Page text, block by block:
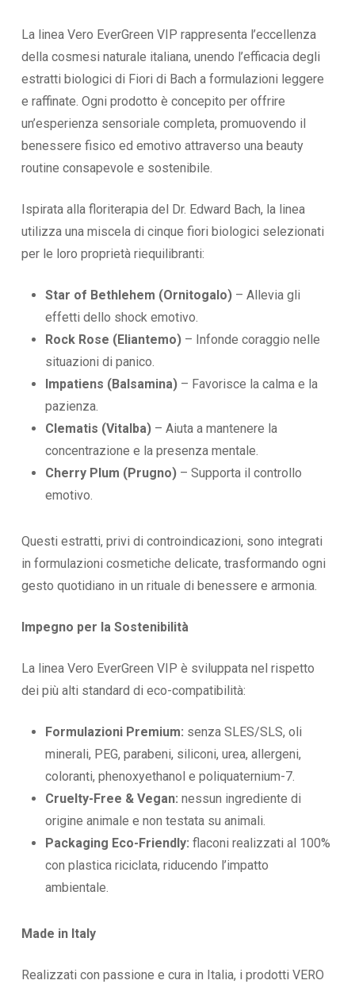
La linea Vero EverGreen VIP rappresenta l’eccellenza
della cosmesi naturale italiana, unendo l’efficacia degli
estratti biologici di Fiori di Bach a formulazioni leggere
e raffinate. Ogni prodotto è concepito per offrire
un’esperienza sensoriale completa, promuovendo il
benessere fisico ed emotivo attraverso una beauty
routine consapevole e sostenibile.
Ispirata alla floriterapia del Dr. Edward Bach, la linea
utilizza una miscela di cinque fiori biologici selezionati
per le loro proprietà riequilibranti:
Star of Bethlehem (Ornitogalo)– Allevia gli
effetti dello shock emotivo.
Rock Rose (Eliantemo)– Infonde coraggio nelle
situazioni di panico.
Impatiens (Balsamina)– Favorisce la calma e la
pazienza.
Clematis (Vitalba)– Aiuta a mantenere la
concentrazione e la presenza mentale.
Cherry Plum (Prugno)– Supporta il controllo
emotivo.
Questi estratti, privi di controindicazioni, sono integrati
in formulazioni cosmetiche delicate, trasformando ogni
gesto quotidiano in un rituale di benessere e armonia.
Impegno per la Sostenibilità
La linea Vero EverGreen VIP è sviluppata nel rispetto
dei più alti standard di eco-compatibilità:
Formulazioni Premium: senza SLES/SLS, oli
minerali, PEG, parabeni, siliconi, urea, allergeni,
coloranti, phenoxyethanol e poliquaternium-7.
Cruelty-Free & Vegan: nessun ingrediente di
origine animale e non testata su animali.
Packaging Eco-Friendly: flaconi realizzati al 100%
con plastica riciclata, riducendo l’impatto
ambientale.
Made in Italy
Realizzati con passione e cura in Italia, i prodotti VERO